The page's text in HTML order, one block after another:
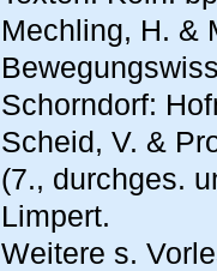
Mechling, H. &
Schorndorf:
Scheid, V. &
(7., durchges.
Limpert.
Weitere s.